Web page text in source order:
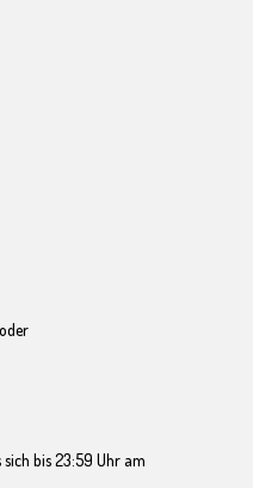
bis 23:59 Uhr am